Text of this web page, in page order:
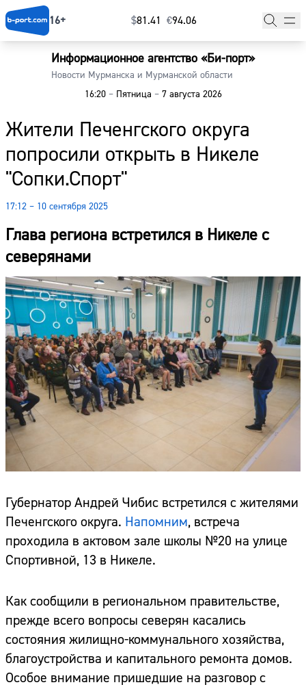
16+ $⁠81.41 €⁠94.06
Информационное агентство «Би-порт»
Новости Мурманска и Мурманской области
16:20 –Пятница –7 августа 2026
Жители Печенгского округа
попросили открыть в Никеле
"Сопки.Спорт"
17:12 – 10 сентября 2025
Глава региона встретился в Никеле с
северянами
Губернатор Андрей Чибис встретился с жителями
Печенгского округа. Напомним, встреча
проходила в актовом зале школы №20 на улице
Спортивной, 13 в Никеле.
Как сообщили в региональном правительстве,
прежде всего вопросы северян касались
состояния жилищно-коммунального хозяйства,
благоустройства и капитального ремонта домов.
Особое внимание пришедшие на разговор с
Главная
Наши гости
Фоторепортажи
Погода
Курсы валют